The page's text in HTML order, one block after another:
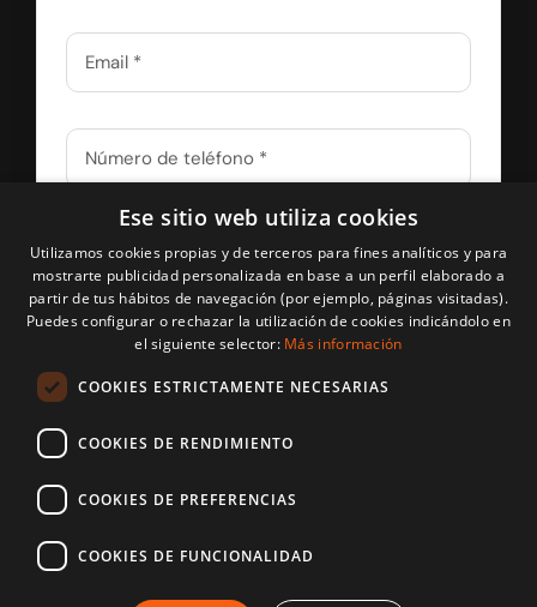
y lapolítica de cookies
Recibir Llamada
© Copyright 2025 -2026 Parquets CruzGal |
Política de Privacidad
Ese sitio web utiliza cookies
Utilizamos cookies propias y de terceros para fines analíticos y para
mostrarte publicidad personalizada en base a un perfil elaborado a
partir de tus hábitos de navegación (por ejemplo, páginas visitadas).
Puedes configurar o rechazar la utilización de cookies indicándolo en
el siguiente selector: Más información
COOKIES ESTRICTAMENTE NECESARIAS
COOKIES DE RENDIMIENTO
COOKIES DE PREFERENCIAS
COOKIES DE FUNCIONALIDAD